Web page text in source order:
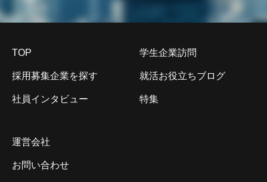
TOP
採用募集企業を探す
社員インタビュー
学生企業訪問
就活お役立ちブログ
特集
運営会社
お問い合わせ